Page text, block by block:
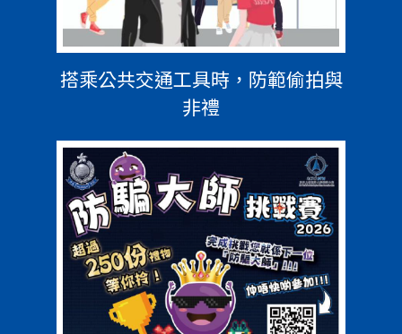
搭乘公共交通工具時，防範偷拍與
非禮